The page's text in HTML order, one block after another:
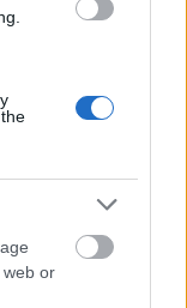
web or
MI-
laptop
intelligenciát,
függ a
programot
adatot